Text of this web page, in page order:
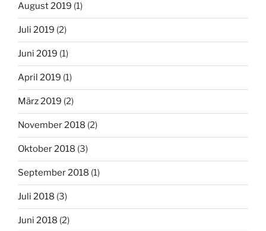
August 2019 (1)
Juli 2019 (2)
Juni 2019 (1)
April 2019 (1)
März 2019 (2)
November 2018 (2)
Oktober 2018 (3)
September 2018 (1)
Juli 2018 (3)
Juni 2018 (2)